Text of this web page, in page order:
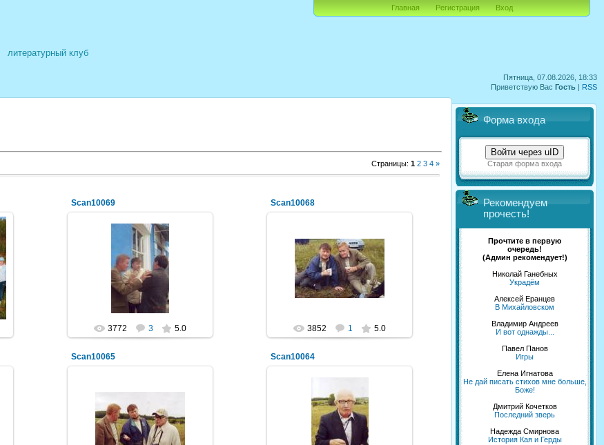
Пятница, 07.08.2026, 18:33
Приветствую Вас Гость | RSS
литературный клуб
Главная Регистрация Вход
Страницы: 1 2 3 4 »
Scan10069
31.08.2011
NeXaker
3772 3 5.0
Scan10068
31.08.2011
NeXaker
3852 1 5.0
Scan10065
31.08.2011
NeXaker
Scan10064
31.08.2011
NeXaker
Форма входа
Войти через uID
Старая форма входа
Рекомендуем
прочесть!
Прочтите в первую
очередь!
(Админ рекомендует!)
Николай Ганебных
Украдём
Алексей Еранцев
В Михайловском
Владимир Андреев
И вот однажды...
Павел Панов
Игры
Елена Игнатова
Не дай писать стихов мне больше,
Боже!
Дмитрий Кочетков
Последний зверь
Надежда Смирнова
История Кая и Герды